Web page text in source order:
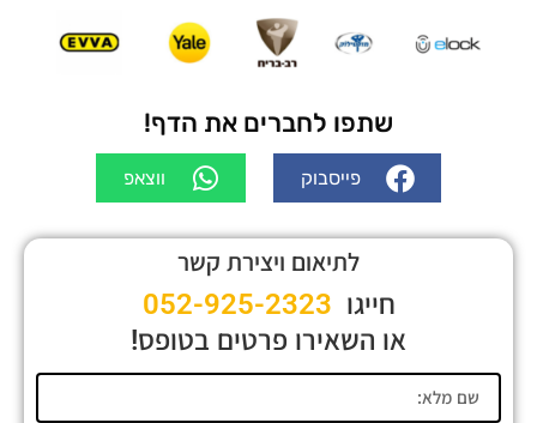
שתפו לחברים את הדף!
פייסבוק ווצאפ
לתיאום ויצירת קשר
חייגו 052-925-2323
או השאירו פרטים בטופס!